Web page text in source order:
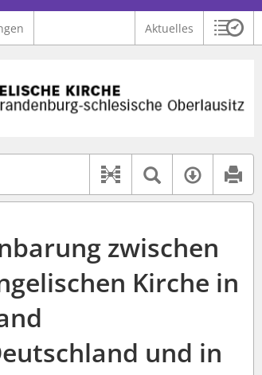
Aktuelles
oder "Pfarrerausschuss".
Berlin-Brandenburg-schlesische Oberlausitz
Dokument-
Textsuche
zwischen
Kirche in
und in